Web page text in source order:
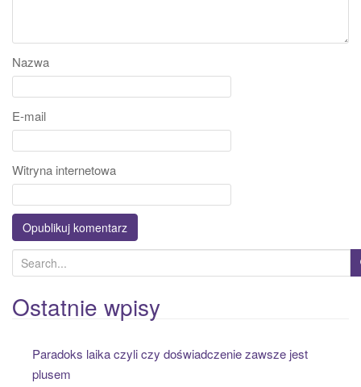
Nazwa
E-mail
Witryna internetowa
e
a
r
Ostatnie wpisy
Paradoks laika czyli czy doświadczenie zawsze jest
plusem